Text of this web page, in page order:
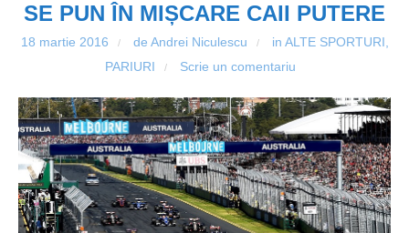
SE PUN ÎN MIȘCARE CAII PUTERE
18 martie 2016 / de Andrei Niculescu / in ALTE SPORTURI ,
PARIURI
/ Scrie un comentariu